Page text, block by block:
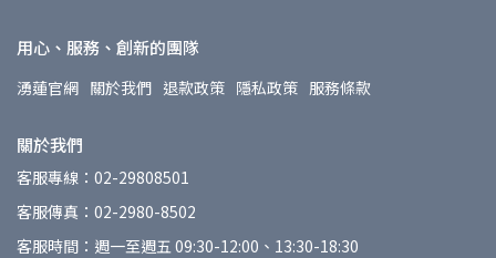
用心、服務、創新的團隊
湧蓮官網 關於我們 退款政策 隱私政策 服務條款
關於我們
客服專線：02-29808501
客服傳真：02-2980-8502
客服時間：週一至週五 09:30-12:00、13:30-18:30